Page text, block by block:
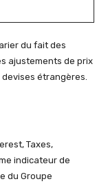
du fait des
ajustements de prix
étrangères.
Taxes,
indicateur de
du Groupe